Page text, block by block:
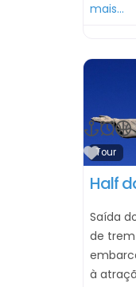
mais…
Tour
Half
Saída
de
à